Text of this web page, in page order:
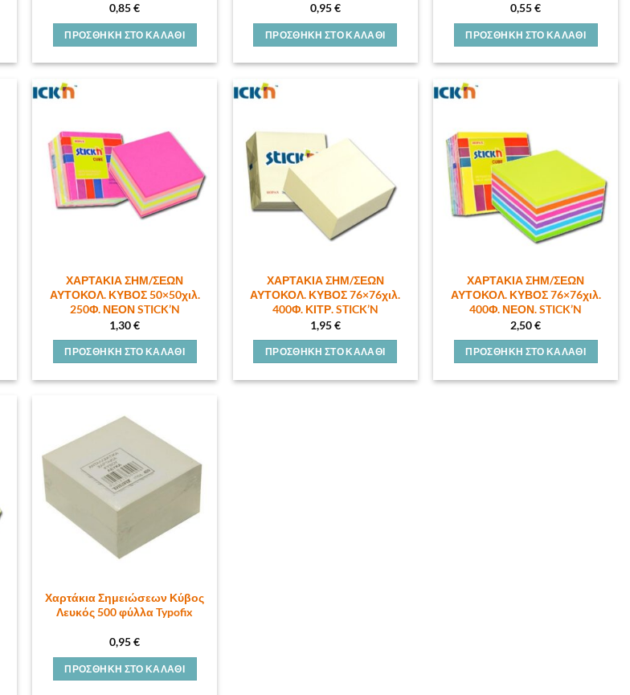
0,85€
ΠΡΟΣΘΉΚΗ ΣΤΟ ΚΑΛΆΘΙ
0,95€
ΠΡΟΣΘΉΚΗ ΣΤΟ ΚΑΛΆΘΙ
0,55€
ΠΡΟΣΘΉΚΗ ΣΤΟ ΚΑΛΆΘΙ
ΧΑΡΤΑΚΙΑ ΣΗΜ/ΣΕΩΝ
ΑΥΤΟΚΟΛ. ΚΥΒΟΣ 50×50χιλ.
250Φ. ΝΕΟΝ STICK’N
1,30€
ΠΡΟΣΘΉΚΗ ΣΤΟ ΚΑΛΆΘΙ
ΧΑΡΤΑΚΙΑ ΣΗΜ/ΣΕΩΝ
ΑΥΤΟΚΟΛ. ΚΥΒΟΣ 76×76χιλ.
400Φ. ΚΙΤΡ. STICK’N
1,95€
ΠΡΟΣΘΉΚΗ ΣΤΟ ΚΑΛΆΘΙ
ΧΑΡΤΑΚΙΑ ΣΗΜ/ΣΕΩΝ
ΑΥΤΟΚΟΛ. ΚΥΒΟΣ 76×76χιλ.
400Φ. ΝΕΟΝ. STICK’N
2,50€
ΠΡΟΣΘΉΚΗ ΣΤΟ ΚΑΛΆΘΙ
Χαρτάκια Σημειώσεων Κύβος
Λευκός 500 φύλλα Typofix
0,95€
ΠΡΟΣΘΉΚΗ ΣΤΟ ΚΑΛΆΘΙ